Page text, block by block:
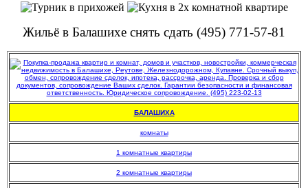
Жильё в Балашихе снять сдать (495) 771-57-81
БАЛАШИХА
комнаты
1 комнатные квартиры
2 комнатные квартиры